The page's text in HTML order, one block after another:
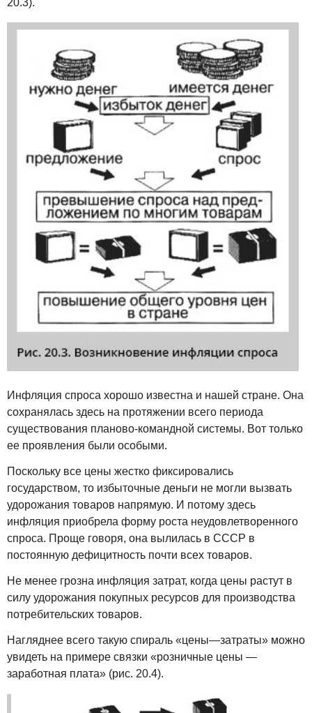
Инфляция спроса хорошо известна и нашей стране. Она
сохранялась здесь на протяжении всего периода
существования планово-командной системы. Вот только
ее проявления были особыми.
Поскольку все цены жестко фиксировались
государством, то избыточные деньги не могли вызвать
удорожания товаров напрямую. И потому здесь
инфляция приобрела форму роста неудовлетворенного
спроса. Проще говоря, она вылилась в СССР в
постоянную дефицитность почти всех товаров.
Не менее грозна инфляция затрат, когда цены растут в
силу удорожания покупных ресурсов для производства
потребительских товаров.
Нагляднее всего такую спираль «цены—затраты» можно
увидеть на примере связки «розничные цены —
заработная плата» (рис. 20.4).